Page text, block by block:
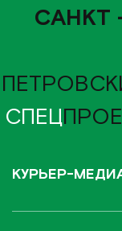
САНКТ
СПЕЦ
КУРЬЕР-